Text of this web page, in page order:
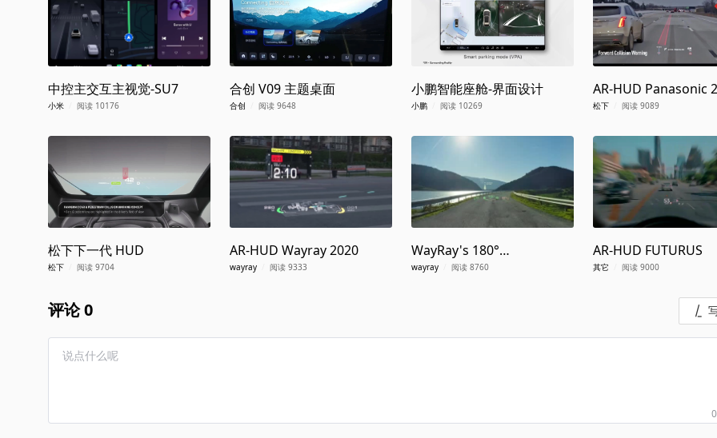
中控主交互主视觉-SU7
小米 阅读 10176
合创 V09 主题桌面
合创 阅读 9648
小鹏智能座舱-界面设计
小鹏 阅读 10269
AR-HUD Panasonic
松下 阅读 9089
松下下一代 HUD
松下 阅读 9704
AR-HUD Wayray 2020
wayray 阅读 9333
WayRay's 180°
Holographic AR UX
wayray 阅读 8760
AR-HUD FUTURUS
其它 阅读 9000
评论 0